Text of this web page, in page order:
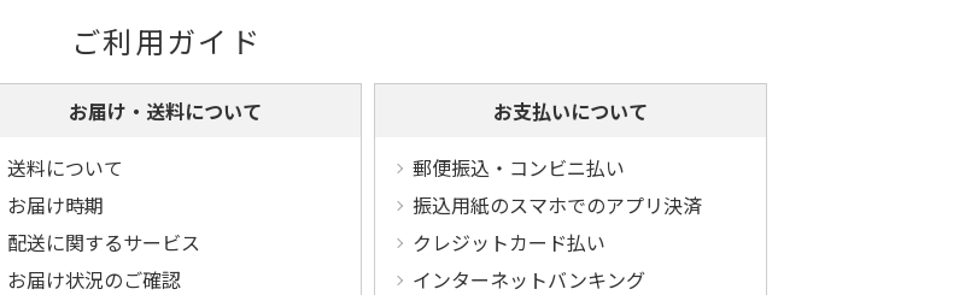
ご利用ガイド
お届け・送料について
送料について
お届け時期
配送に関するサービス
お届け状況のご確認
お支払いについて
郵便振込・コンビニ払い
振込用紙のスマホでのアプリ決済
クレジットカード払い
インターネットバンキング